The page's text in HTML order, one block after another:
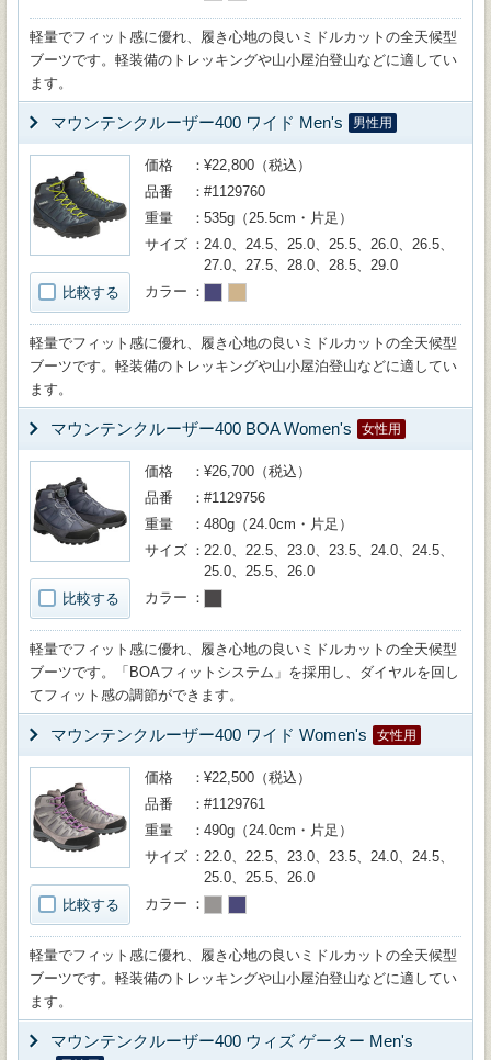
軽量でフィット感に優れ、履き心地の良いミドルカットの全天候型
ブーツです。軽装備のトレッキングや山小屋泊登山などに適してい
ます。
マウンテンクルーザー400 ワイド Men's 男性用
比較する
価格
¥22,800（税込）
品番
#1129760
重量
535g（25.5cm・片足）
サイズ
24.0、24.5、25.0、25.5、26.0、26.5、
27.0、27.5、28.0、28.5、29.0
カラー
軽量でフィット感に優れ、履き心地の良いミドルカットの全天候型
ブーツです。軽装備のトレッキングや山小屋泊登山などに適してい
ます。
マウンテンクルーザー400 BOA Women's 女性用
比較する
価格
¥26,700（税込）
品番
#1129756
重量
480g（24.0cm・片足）
サイズ
22.0、22.5、23.0、23.5、24.0、24.5、
25.0、25.5、26.0
カラー
軽量でフィット感に優れ、履き心地の良いミドルカットの全天候型
ブーツです。「BOAフィットシステム」を採用し、ダイヤルを回し
てフィット感の調節ができます。
マウンテンクルーザー400 ワイド Women's 女性用
比較する
価格
¥22,500（税込）
品番
#1129761
重量
490g（24.0cm・片足）
サイズ
22.0、22.5、23.0、23.5、24.0、24.5、
25.0、25.5、26.0
カラー
軽量でフィット感に優れ、履き心地の良いミドルカットの全天候型
ブーツです。軽装備のトレッキングや山小屋泊登山などに適してい
ます。
マウンテンクルーザー400 ウィズ ゲーター Men's